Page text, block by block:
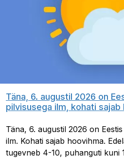
Täna, 6. augustil 2026 on
pilvisusega ilm, kohati sajab
Täna, 6. augustil 2026 on
ilm. Kohati sajab hoovihma.
tugevneb 4-10, puhanguti kuni